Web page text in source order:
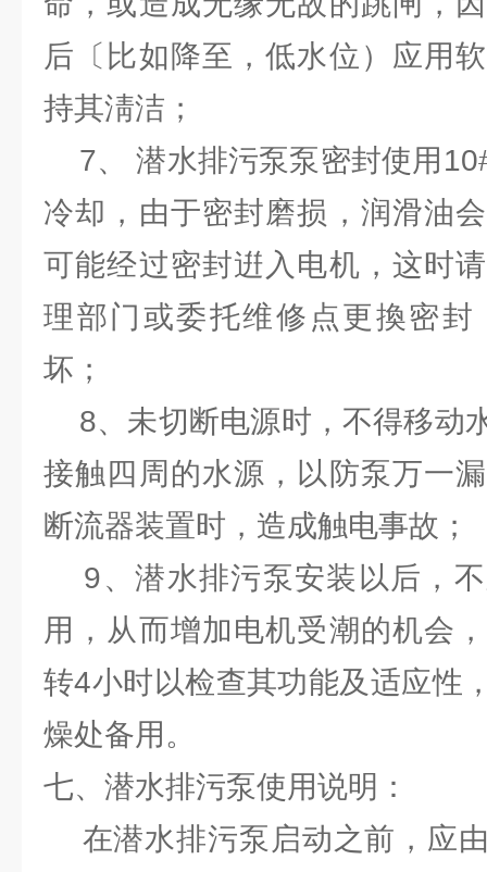
后〔比如降至，低水位）应用
持其淸洁；
7、 潜水排污泵泵密封使用
冷却，由于密封磨损，润滑油
可能经过密封逬入电机，这时
理部门或委托维修点更換密封
坏；
8、未切断电源时，不得移动
接触四周的水源，以防泵万一
断流器装置时，造成触电事故；
9、潜水排污泵安装以后，
用，从而增加电机受潮的机会
转4小时以检查其功能及适应性
燥处备用。
七、潜水排污泵使用说明：
在潜水排污泵启动之前，应